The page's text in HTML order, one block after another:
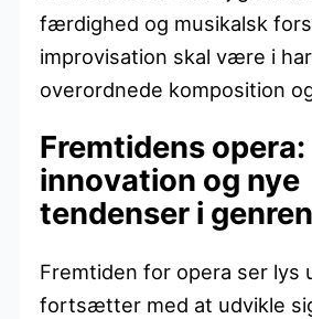
færdighed og musikalsk
improvisation skal være i
overordnede komposition
Fremtidens opera:
innovation og nye
tendenser i genren
Fremtiden for opera ser lys
fortsætter med at udvikle